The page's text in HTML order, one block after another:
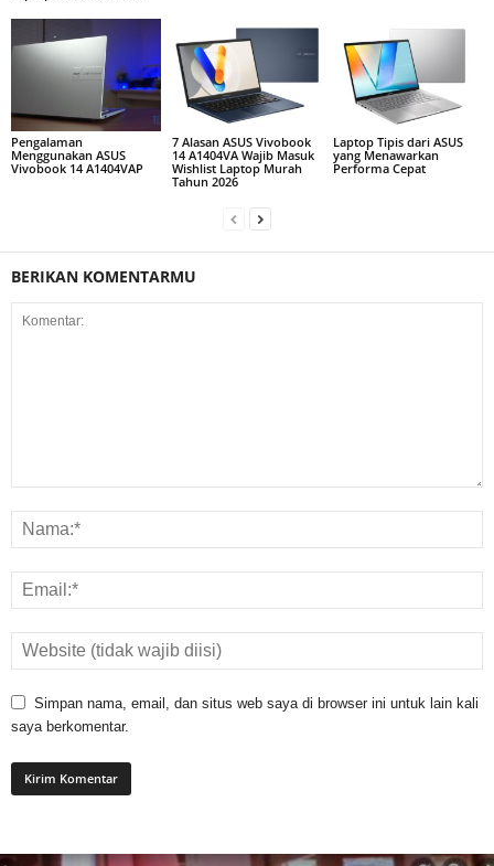
Pengalaman
Menggunakan ASUS
Vivobook 14 A1404VAP
7 Alasan ASUS Vivobook
14 A1404VA Wajib Masuk
Wishlist Laptop Murah
Tahun 2026
Laptop Tipis dari ASUS
yang Menawarkan
Performa Cepat
BERIKAN KOMENTARMU
Simpan nama, email, dan situs web saya di browser ini untuk lain kali
saya berkomentar.